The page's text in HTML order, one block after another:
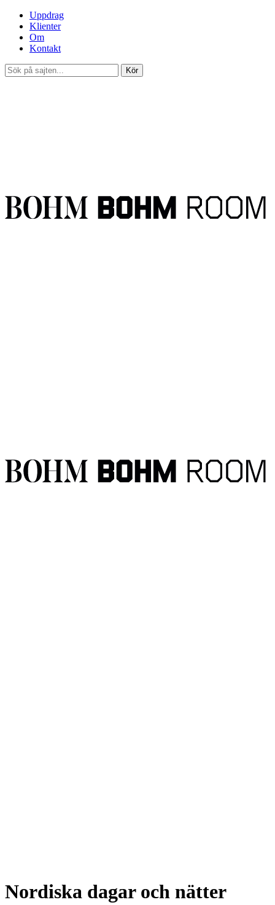
Uppdrag
Klienter
Om
Kontakt
Nordiska dagar och nätter